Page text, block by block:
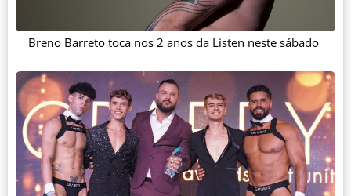
Breno Barreto toca nos 2 anos da Listen neste sábado